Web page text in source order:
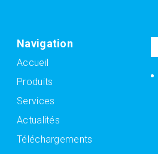
Navigation
Accueil
Produits
Services
Actualités
Téléchargements